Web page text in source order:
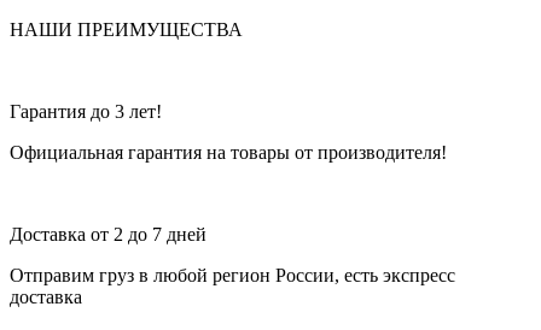
НАШИ ПРЕИМУЩЕСТВА
Гарантия до 3 лет!
Официальная гарантия на товары от производителя!
Доставка от 2 до 7 дней
Отправим груз в любой регион России, есть экспресс
доставка